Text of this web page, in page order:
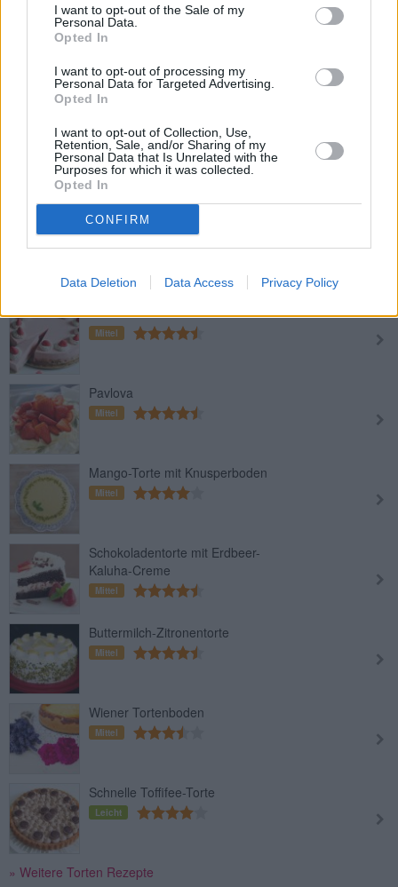
I want to opt-out of the Sale of my
Personal Data.
Opted In
I want to opt-out of processing my
Personal Data for Targeted Advertising.
Opted In
I want to opt-out of Collection, Use,
Retention, Sale, and/or Sharing of my
Personal Data that Is Unrelated with the
Purposes for which it was collected.
Opted In
CONFIRM
Data Deletion Data Access Privacy Policy
Leicht
Napoleon Torte
Leicht
Nutella-Krümeltorte mit Vanillecreme
und Mandarinen
Leicht
Schneewittchentorte
Mittel
Primavera-Erdbeertorte
Mittel
Pavlova
Mittel
Mango-Torte mit Knusperboden
Mittel
Schokoladentorte mit Erdbeer-
Kaluha-Creme
Mittel
Buttermilch-Zitronentorte
Mittel
Wiener Tortenboden
Mittel
Schnelle Toffifee-Torte
Leicht
» Weitere Torten Rezepte